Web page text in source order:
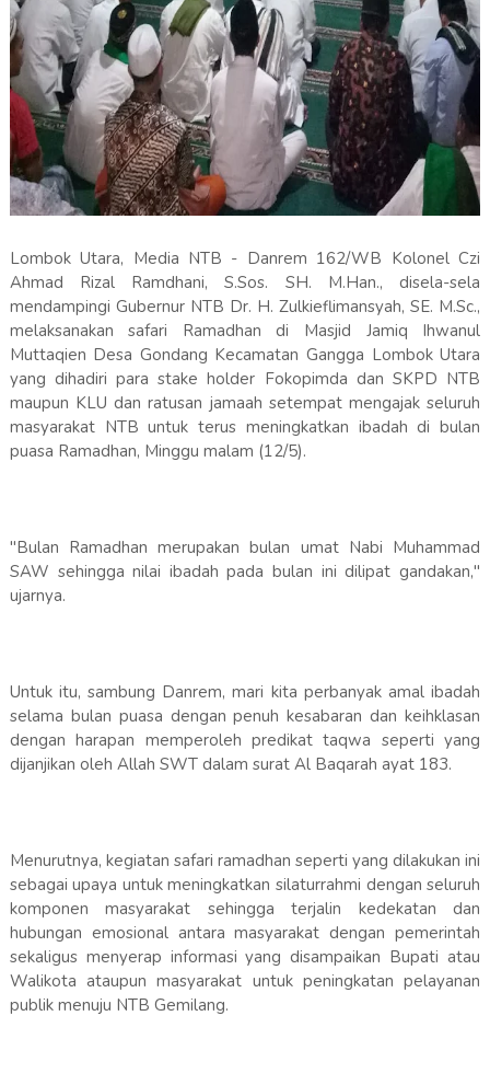
Lombok Utara, Media NTB - Danrem 162/WB Kolonel Czi
Ahmad Rizal Ramdhani, S.Sos. SH. M.Han., disela-sela
mendampingi Gubernur NTB Dr. H. Zulkieflimansyah, SE. M.Sc.,
melaksanakan safari Ramadhan di Masjid Jamiq Ihwanul
Muttaqien Desa Gondang Kecamatan Gangga Lombok Utara
yang dihadiri para stake holder Fokopimda dan SKPD NTB
maupun KLU dan ratusan jamaah setempat mengajak seluruh
masyarakat NTB untuk terus meningkatkan ibadah di bulan
puasa Ramadhan, Minggu malam (12/5).
"Bulan Ramadhan merupakan bulan umat Nabi Muhammad
SAW sehingga nilai ibadah pada bulan ini dilipat gandakan,"
ujarnya.
Untuk itu, sambung Danrem, mari kita perbanyak amal ibadah
selama bulan puasa dengan penuh kesabaran dan keihklasan
dengan harapan memperoleh predikat taqwa seperti yang
dijanjikan oleh Allah SWT dalam surat Al Baqarah ayat 183.
Menurutnya, kegiatan safari ramadhan seperti yang dilakukan ini
sebagai upaya untuk meningkatkan silaturrahmi dengan seluruh
komponen masyarakat sehingga terjalin kedekatan dan
hubungan emosional antara masyarakat dengan pemerintah
sekaligus menyerap informasi yang disampaikan Bupati atau
Walikota ataupun masyarakat untuk peningkatan pelayanan
publik menuju NTB Gemilang.